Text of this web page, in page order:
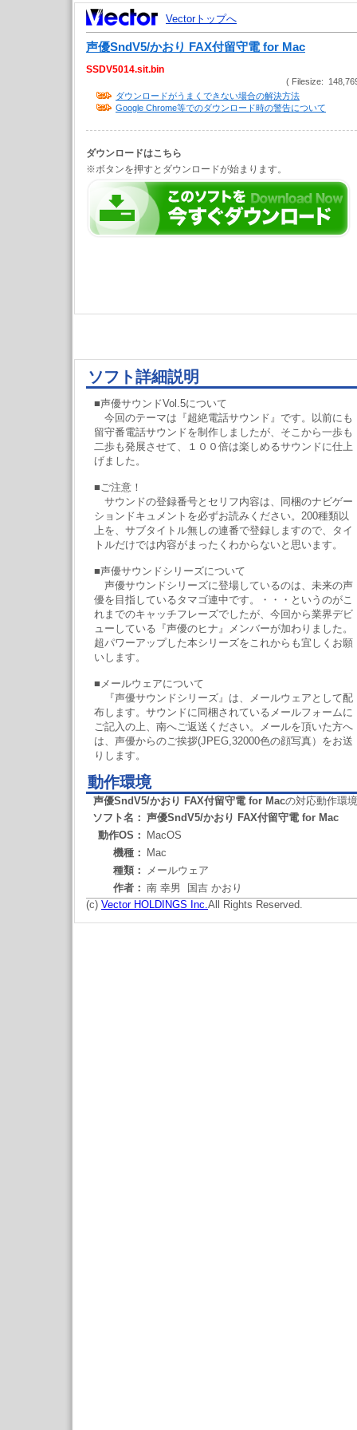
Vectorトップへ
声優SndV5/かおり FAX付留守電 for Mac
SSDV5014.sit.bin
( Filesize:
ダウンロードがうまくできない場合の解決方法
Google Chrome等でのダウンロード時の警告について
ダウンロードはこちら
※ボタンを押すとダウンロードが始まります。
ソフト詳細説明
■声優サウンドVol.5について
今回のテーマは『超絶電話サウンド』です。以前にも
留守番電話サウンドを制作しましたが、そこから一歩も
二歩も発展させて、１００倍は楽しめるサウンドに仕上
げました。
■ご注意！
サウンドの登録番号とセリフ内容は、同梱のナビゲー
ションドキュメントを必ずお読みください。200種類以
上を、サブタイトル無しの連番で登録しますので、タイ
トルだけでは内容がまったくわからないと思います。
■声優サウンドシリーズについて
声優サウンドシリーズに登場しているのは、未来の声
優を目指しているタマゴ連中です。・・・というのがこ
れまでのキャッチフレーズでしたが、今回から業界デビ
ューしている『声優のヒナ』メンバーが加わりました。
超パワーアップした本シリーズをこれからも宜しくお願
いします。
■メールウェアについて
『声優サウンドシリーズ』は、メールウェアとして配
布します。サウンドに同梱されているメールフォームに
ご記入の上、南へご返送ください。メールを頂いた方へ
は、声優からのご挨拶(JPEG,32000色の顔写真）をお送
りします。
動作環境
声優SndV5/かおり FAX付留守電 for Macの対応動作環境
ソフト名： 声優SndV5/かおり FAX付留守電 for Mac
動作OS：
MacOS
機種：
Mac
種類：
メールウェア
作者： 南 幸男 国吉 かおり
(c) Vector HOLDINGS Inc.All Rights Reserved.